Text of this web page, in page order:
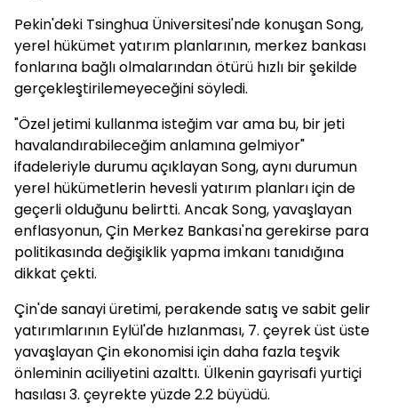
Pekin'deki Tsinghua Üniversitesi'nde konuşan Song,
yerel hükümet yatırım planlarının, merkez bankası
fonlarına bağlı olmalarından ötürü hızlı bir şekilde
gerçekleştirilemeyeceğini söyledi.
"Özel jetimi kullanma isteğim var ama bu, bir jeti
havalandırabileceğim anlamına gelmiyor"
ifadeleriyle durumu açıklayan Song, aynı durumun
yerel hükümetlerin hevesli yatırım planları için de
geçerli olduğunu belirtti. Ancak Song, yavaşlayan
enflasyonun, Çin Merkez Bankası'na gerekirse para
politikasında değişiklik yapma imkanı tanıdığına
dikkat çekti.
Çin'de sanayi üretimi, perakende satış ve sabit gelir
yatırımlarının Eylül'de hızlanması, 7. çeyrek üst üste
yavaşlayan Çin ekonomisi için daha fazla teşvik
önleminin aciliyetini azalttı. Ülkenin gayrisafi yurtiçi
hasılası 3. çeyrekte yüzde 2.2 büyüdü.